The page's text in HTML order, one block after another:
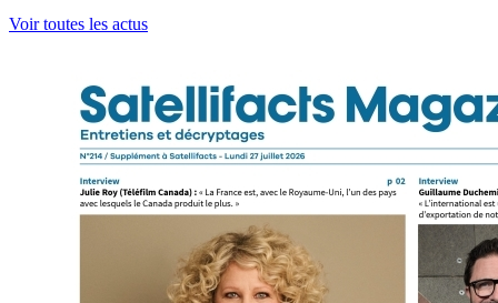
Voir toutes les actus